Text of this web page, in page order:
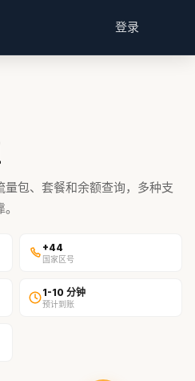
登录
包、套餐和余额查询，多种支
+44
国家区号
1-10 分钟
预计到账